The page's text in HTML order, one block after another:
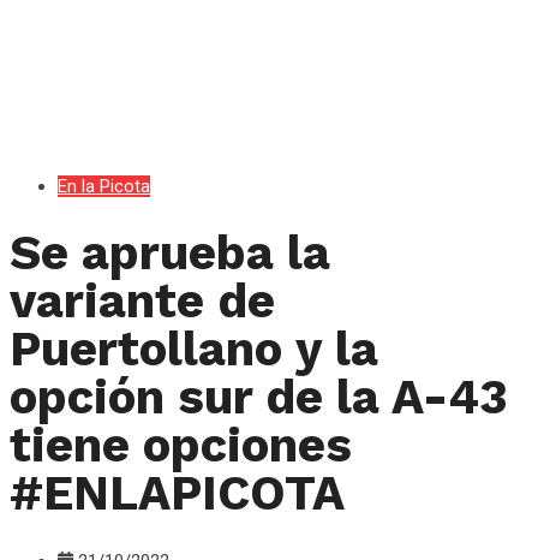
En la Picota
Se aprueba la
variante de
Puertollano y la
opción sur de la A-43
tiene opciones
#ENLAPICOTA